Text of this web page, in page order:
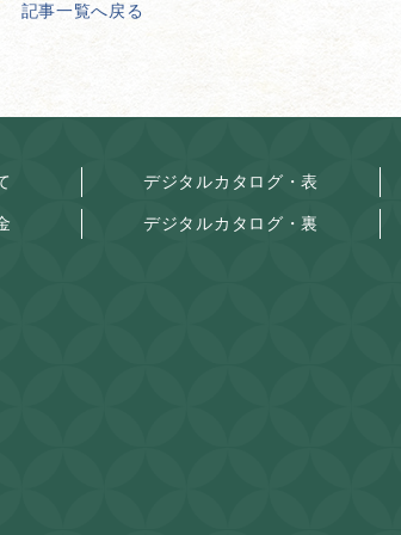
記事一覧へ戻る
デジタルカタログ・表
デジタルカタログ・裏